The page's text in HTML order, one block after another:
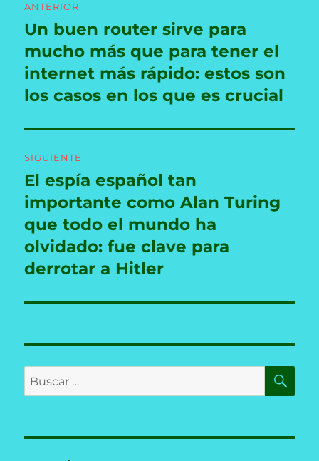
de
entradas
ANTERIOR
Entrada
anterior:
Un buen router sirve para
mucho más que para tener el
internet más rápido: estos son
los casos en los que es crucial
SIGUIENTE
Entrada
siguiente:
El espía español tan
importante como Alan Turing
que todo el mundo ha
olvidado: fue clave para
derrotar a Hitler
Buscar
por: